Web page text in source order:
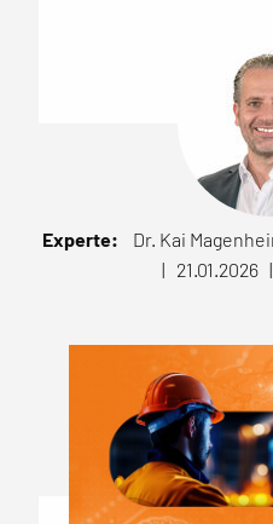
Experte: Dr. Kai
| 21.01.2026 |